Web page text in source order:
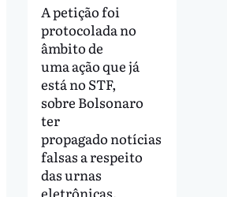
A petição foi
protocolada no
âmbito de
uma ação que já
está no STF,
sobre Bolsonaro
ter
propagado notícias
falsas a respeito
das urnas
eletrônicas,